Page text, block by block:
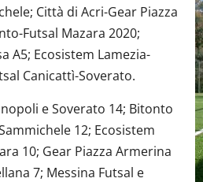
Città di Acri-Gear Piazza
Futsal Mazara 2020;
A5; Ecosistem Lamezia-
Canicattì-Soverato.
e Soverato 14; Bitonto
12; Ecosistem
10; Gear Piazza Armerina
7; Messina Futsal e